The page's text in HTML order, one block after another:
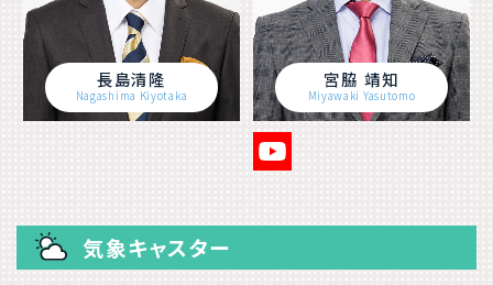
長島清隆
Nagashima Kiyotaka
宮脇 靖知
Miyawaki Yasutomo
気象キャスター